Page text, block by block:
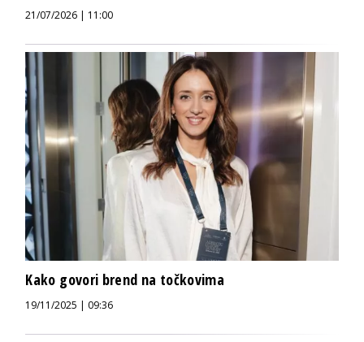
21/07/2026 | 11:00
Kako govori brend na točkovima
19/11/2025 | 09:36